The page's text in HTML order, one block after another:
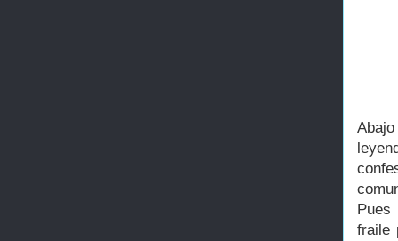
Pues
fraile